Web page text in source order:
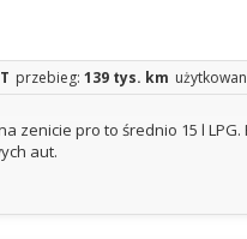
przebieg: 139 tys. km
zenicie pro to średnio 15 l LPG.
aut.